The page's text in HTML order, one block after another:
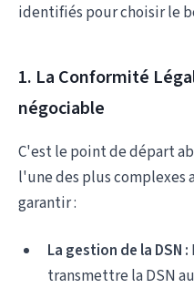
identifiés pour choisir le
1. La Conformité
négociable
C'est le point de départ
l'une des plus complexes
garantir :
La gestion de la DSN :
transmettre la DSN